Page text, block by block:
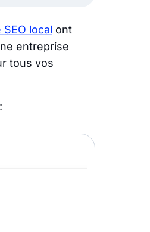
SEO local ont
entreprise
tous vos